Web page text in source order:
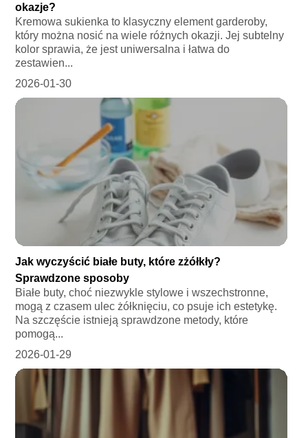
okazje?
Kremowa sukienka to klasyczny element garderoby,
który można nosić na wiele różnych okazji. Jej subtelny
kolor sprawia, że jest uniwersalna i łatwa do
zestawien...
2026-01-30
Jak wyczyścić białe buty, które zżółkły?
Sprawdzone sposoby
Białe buty, choć niezwykle stylowe i wszechstronne,
mogą z czasem ulec żółknięciu, co psuje ich estetykę.
Na szczęście istnieją sprawdzone metody, które
pomogą...
2026-01-29